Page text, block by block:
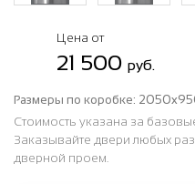
Цена от
21 500 руб.
Размеры по коробке:
Стоимость указана за
Заказывайте двери любых
дверной проем.